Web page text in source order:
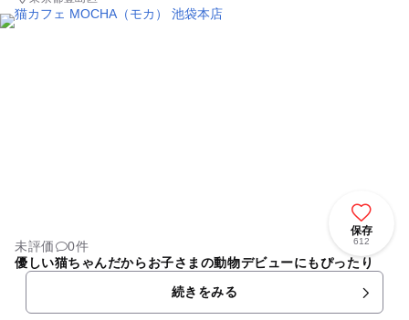
保存
612
未評価
0件
優しい猫ちゃんだからお子さまの動物デビューにもぴったり
続きをみる